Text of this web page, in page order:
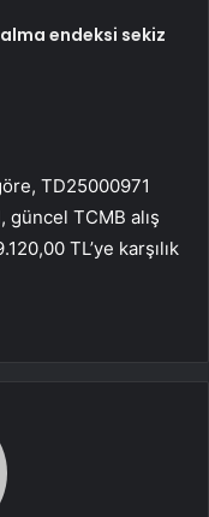
endeksi sekiz
TD25000971
TCMB alış
TL’ye karşılık